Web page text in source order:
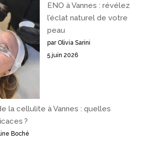
ENO à Vannes : révélez
l’éclat naturel de votre
peau
par Olivia Sarini
5 juin 2026
la cellulite à Vannes : quelles
?
Boché